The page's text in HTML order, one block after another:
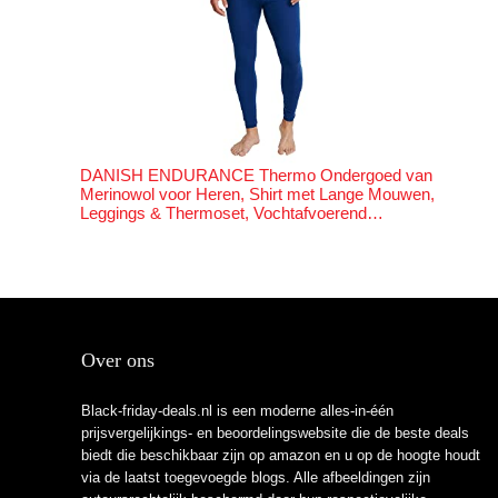
DANISH ENDURANCE Thermo Ondergoed van
Merinowol voor Heren, Shirt met Lange Mouwen,
Leggings & Thermoset, Vochtafvoerend…
Over ons
Black-friday-deals.nl is een moderne alles-in-één
prijsvergelijkings- en beoordelingswebsite die de beste deals
biedt die beschikbaar zijn op amazon en u op de hoogte houdt
via de laatst toegevoegde blogs. Alle afbeeldingen zijn